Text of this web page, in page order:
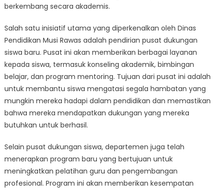
berkembang secara akademis.
Salah satu inisiatif utama yang diperkenalkan oleh Dinas
Pendidikan Musi Rawas adalah pendirian pusat dukungan
siswa baru. Pusat ini akan memberikan berbagai layanan
kepada siswa, termasuk konseling akademik, bimbingan
belajar, dan program mentoring. Tujuan dari pusat ini adalah
untuk membantu siswa mengatasi segala hambatan yang
mungkin mereka hadapi dalam pendidikan dan memastikan
bahwa mereka mendapatkan dukungan yang mereka
butuhkan untuk berhasil.
Selain pusat dukungan siswa, departemen juga telah
menerapkan program baru yang bertujuan untuk
meningkatkan pelatihan guru dan pengembangan
profesional. Program ini akan memberikan kesempatan